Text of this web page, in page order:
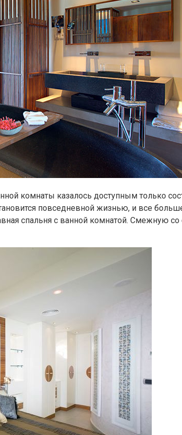
комнаты казалось доступным только
повседневной жизнью, и все
спальня с ванной комнатой. Смежную